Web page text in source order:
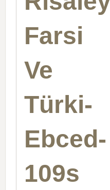
Farsi
Ve
Türki-
Ebced-
109s